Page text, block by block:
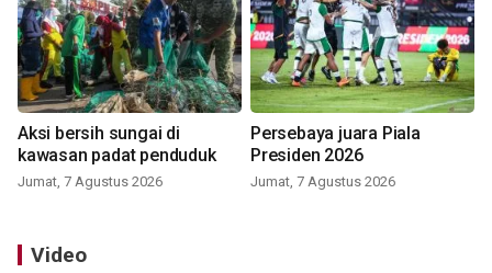
Aksi bersih sungai di
kawasan padat penduduk
Jumat, 7 Agustus 2026
Persebaya juara Piala
Presiden 2026
Jumat, 7 Agustus 2026
Video